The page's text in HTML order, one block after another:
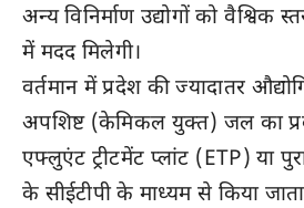
अन्य विनिर्माण उद्योगों को वैश्विक
में मदद मिलेगी।
वर्तमान में प्रदेश की ज्यादातर
अपशिष्ट (केमिकल युक्त) जल का
एफ्लुएंट ट्रीटमेंट प्लांट (ETP) या
के सीईटीपी के माध्यम से किया